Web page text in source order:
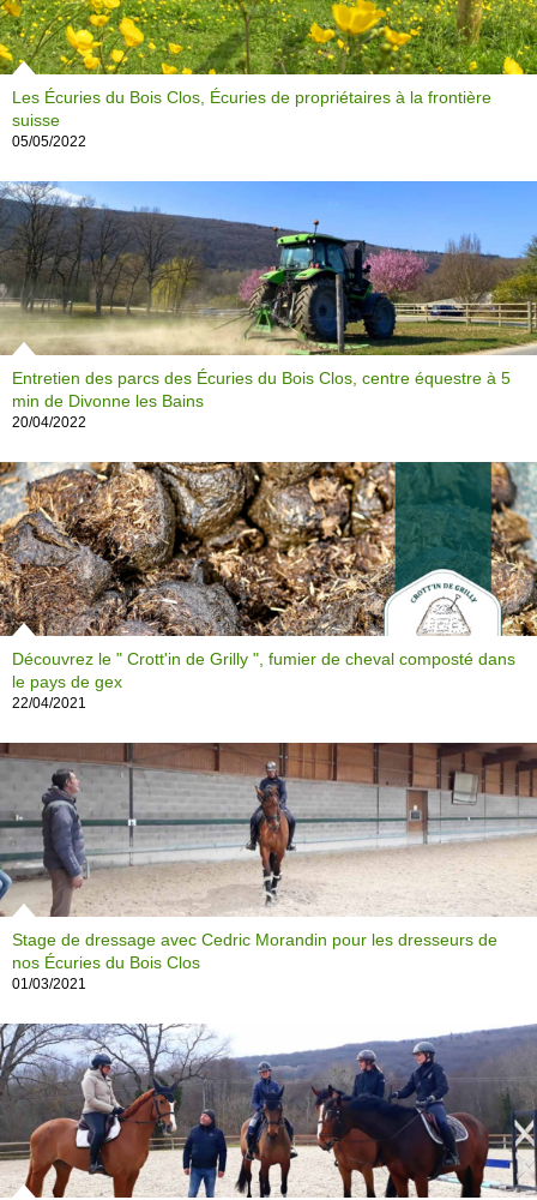
Les Écuries du Bois Clos, Écuries de propriétaires à la frontière
suisse
05/05/2022
Entretien des parcs des Écuries du Bois Clos, centre équestre à 5
min de Divonne les Bains
20/04/2022
Découvrez le " Crott'in de Grilly ", fumier de cheval composté dans
le pays de gex
22/04/2021
Stage de dressage avec Cedric Morandin pour les dresseurs de
nos Écuries du Bois Clos
01/03/2021